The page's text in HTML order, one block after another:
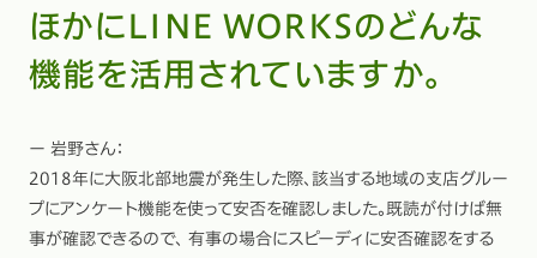
ほかにLINE WORKSのどんな
機能を活用されていますか。
ー 岩野さん：
2018年に大阪北部地震が発生した際、該当する地域の支店グルー
プにアンケート機能を使って安否を確認しました。既読が付けば無
事が確認できるので、 有事の場合にスピーディに安否確認をする